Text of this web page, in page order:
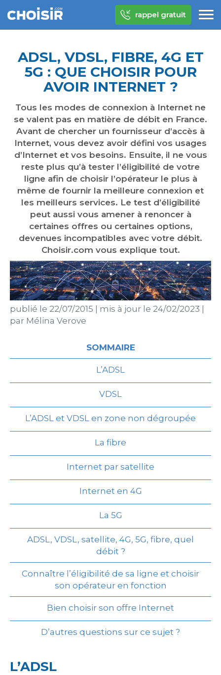
rappel gratuit
ADSL, VDSL, FIBRE, 4G ET
5G : QUE CHOISIR POUR
AVOIR INTERNET ?
Tous les modes de connexion à Internet ne
se valent pas en matière de débit en France.
Avant de chercher un fournisseur d’accès à
Internet, vous devez avoir défini vos usages
d’Internet et vos besoins. Ensuite, il ne vous
reste plus qu’à tester l’éligibilité de votre
ligne afin de choisir l’opérateur le plus à
même de fournir la meilleure connexion et
les meilleurs services. Le test d’éligibilité
peut aussi vous amener à renoncer à
certaines offres ou certaines options,
devenues incompatibles avec votre débit.
Choisir.com vous explique tout.
publié le 22/07/2015 mis à jour le 24/02/2023
par Mélina Verove
SOMMAIRE
L’ADSL
VDSL
L’ADSL et VDSL en zone non dégroupée
La fibre
Internet par satellite
Internet en 4G
La 5G
ADSL, VDSL, satellite, 4G, 5G, fibre, quel
débit ?
Connaître l’éligibilité de sa ligne et choisir
son opérateur en fonction
Bien choisir son offre Internet
D’autres questions sur ce sujet ?
L’ADSL